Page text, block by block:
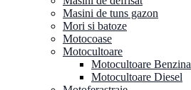
Masini de tuns gazon
Mori si batoze
Motocoase
Motocultoare
Motocultoare Benzina
Motocultoare Diesel